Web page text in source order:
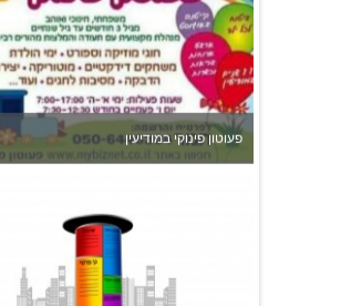
פעוטון פינוקי במודיעין